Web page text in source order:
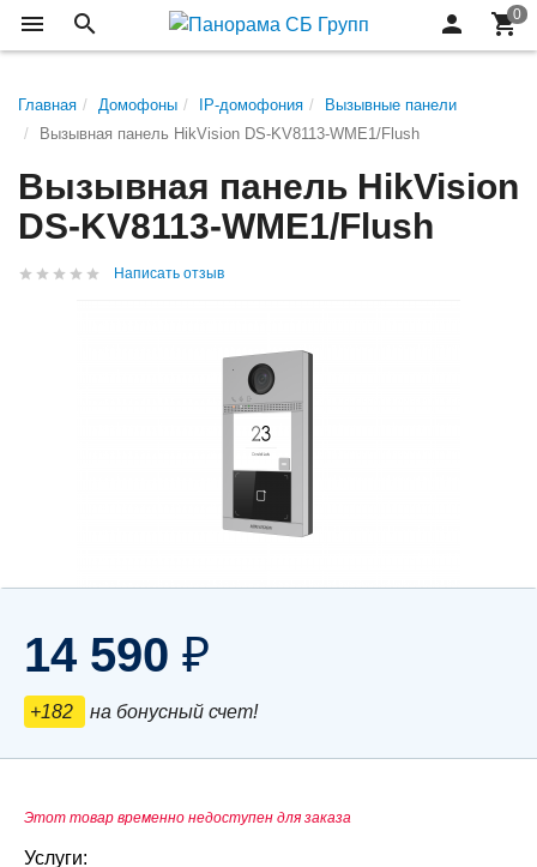
Главная Домофоны IP-домофония
Вызывные панели
Вызывная панель HikVision DS-KV8113-WME1/Flush
Вызывная панель HikVision
DS-KV8113-WME1/Flush
Написать отзыв
14 590 ₽
+182 на бонусный счет!
Этот товар временно недоступен для заказа
Услуги: